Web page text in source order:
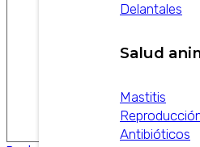
Delantales
Salud
Mastitis
Antibióticos